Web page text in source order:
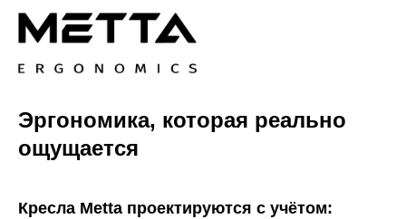
Эргономика, которая реально
ощущается
Кресла Metta проектируются с учётом: